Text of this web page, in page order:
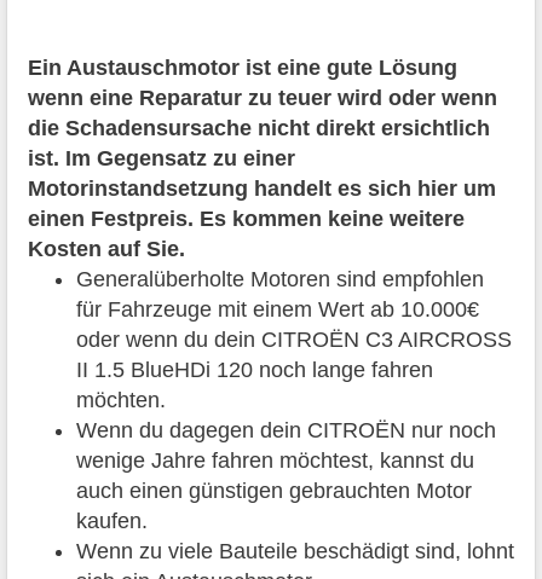
Ein Austauschmotor ist eine gute Lösung
wenn eine Reparatur zu teuer wird oder wenn
die Schadensursache nicht direkt ersichtlich
ist. Im Gegensatz zu einer
Motorinstandsetzung handelt es sich hier um
einen Festpreis. Es kommen keine weitere
Kosten auf Sie.
Generalüberholte Motoren sind empfohlen
für Fahrzeuge mit einem Wert ab 10.000€
oder wenn du dein CITROËN C3 AIRCROSS
II 1.5 BlueHDi 120 noch lange fahren
möchten.
Wenn du dagegen dein CITROËN nur noch
wenige Jahre fahren möchtest, kannst du
auch einen günstigen gebrauchten Motor
kaufen.
Wenn zu viele Bauteile beschädigt sind, lohnt